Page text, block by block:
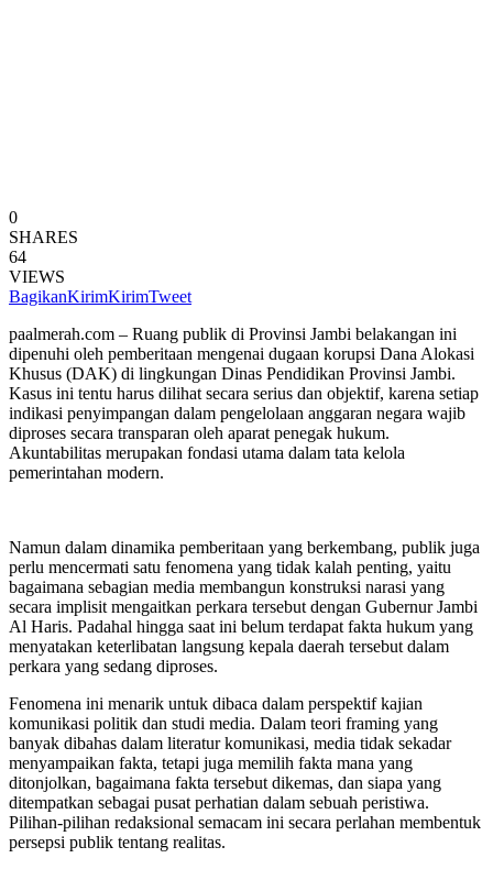
0
SHARES
64
VIEWS
BagikanKirimKirimTweet
paalmerah.com – Ruang publik di Provinsi Jambi belakangan ini
dipenuhi oleh pemberitaan mengenai dugaan korupsi Dana Alokasi
Khusus (DAK) di lingkungan Dinas Pendidikan Provinsi Jambi.
Kasus ini tentu harus dilihat secara serius dan objektif, karena setiap
indikasi penyimpangan dalam pengelolaan anggaran negara wajib
diproses secara transparan oleh aparat penegak hukum.
Akuntabilitas merupakan fondasi utama dalam tata kelola
pemerintahan modern.
Namun dalam dinamika pemberitaan yang berkembang, publik juga
perlu mencermati satu fenomena yang tidak kalah penting, yaitu
bagaimana sebagian media membangun konstruksi narasi yang
secara implisit mengaitkan perkara tersebut dengan Gubernur Jambi
Al Haris. Padahal hingga saat ini belum terdapat fakta hukum yang
menyatakan keterlibatan langsung kepala daerah tersebut dalam
perkara yang sedang diproses.
Fenomena ini menarik untuk dibaca dalam perspektif kajian
komunikasi politik dan studi media. Dalam teori framing yang
banyak dibahas dalam literatur komunikasi, media tidak sekadar
menyampaikan fakta, tetapi juga memilih fakta mana yang
ditonjolkan, bagaimana fakta tersebut dikemas, dan siapa yang
ditempatkan sebagai pusat perhatian dalam sebuah peristiwa.
Pilihan-pilihan redaksional semacam ini secara perlahan membentuk
persepsi publik tentang realitas.